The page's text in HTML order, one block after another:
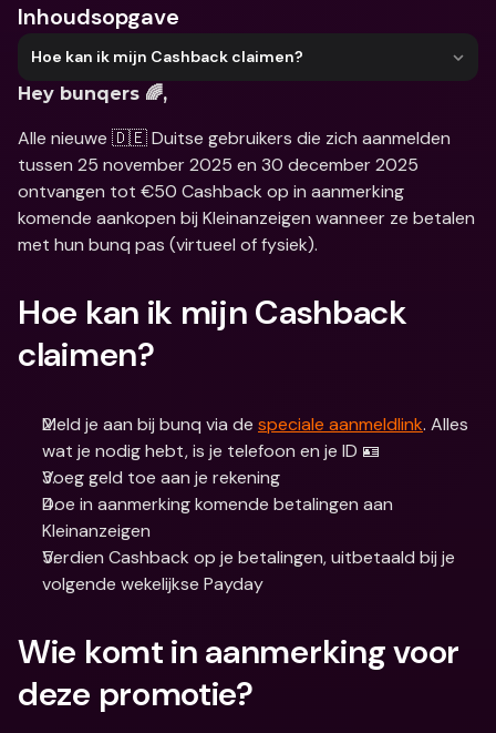
Inhoudsopgave
Hoe kan ik mijn Cashback claimen?
Hey bunqers 🌈,
Alle nieuwe 🇩🇪 Duitse gebruikers die zich aanmelden
tussen 25 november 2025 en 30 december 2025
ontvangen tot €50 Cashback op in aanmerking
komende aankopen bij Kleinanzeigen wanneer ze betalen
met hun bunq pas (virtueel of fysiek).
Hoe kan ik mijn Cashback
claimen?
Meld je aan bij bunq via de speciale aanmeldlink. Alles
wat je nodig hebt, is je telefoon en je ID 🪪
Voeg geld toe aan je rekening
Doe in aanmerking komende betalingen aan
Kleinanzeigen
Verdien Cashback op je betalingen, uitbetaald bij je
volgende wekelijkse Payday
Wie komt in aanmerking voor
deze promotie?